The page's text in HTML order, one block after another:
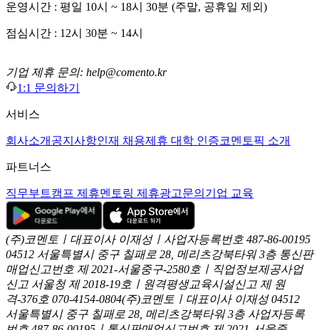
운영시간 : 평일 10시 ~ 18시 30분 (주말, 공휴일 제외)
점심시간 : 12시 30분 ~ 14시
기업 제휴 문의: help@comento.kr
1:1 문의하기
서비스
회사소개 공지사항인재 채용제휴 대학 인증코멘토픽 소개
파트너스
직무부트캠프 제휴멘토링 제휴광고문의 기업 교육
(주)코멘토ㅣ대표이사 이재성ㅣ사업자등록번호 487-86-00195
04512 서울특별시 중구 칠패로 28, 메리츠강북타워 3층 통신판
매업신고번호 제 2021-서울중구-2580호ㅣ직업정보제공사업
신고 서울청 제 2018-19호ㅣ원격평생교육시설신고 제 원
격-376호 070-4154-0804(주)코멘토ㅣ대표이사 이재성 04512
서울특별시 중구 칠패로 28, 메리츠강북타워 3층 사업자등록